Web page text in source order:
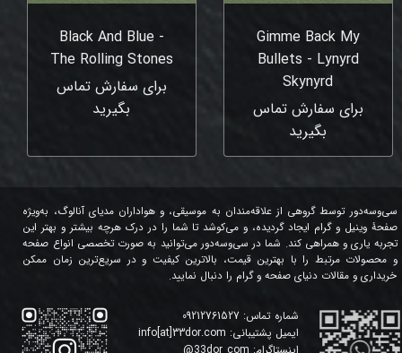
Gimme Back My
Bullets - Lynyrd
Skynyrd
برای سفارش تماس
بگیرید
Black And Blue -
The Rolling Stones
برای سفارش تماس
بگیرید
شماره تماس:
ایمیل پشتیبانی: info[at]33dor.com
سی‌وسه‌دور توسط گروهی از علاقه‌مندان به موسیقی، و هواداران مدیای آنالوگ، به‌ویژه
صفحۀ وینیل و گرام ایجاد گردیده، و می‌کوشد تا شما را در درک هرچه بیشتر و بهتر این
تجربه یاری و همراهی کند. شما در سی‌وسه‌دور می‌توانید به صورت تخصصی انواع صفحه
و محصولات مرتبط را با بهترین قیمت، بالاترین کیفیت و در سریع‌ترین زمان ممکن
خریداری و مقالات دنیای صفحه و گرام را دنبال نمایید.